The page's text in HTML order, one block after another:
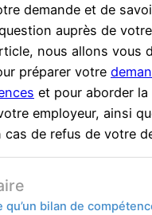
demande et de
auprès de
nous allons vous
préparer votre
et pour aborder la
employeur, ainsi
cas de refus de votre
qu’un bilan de